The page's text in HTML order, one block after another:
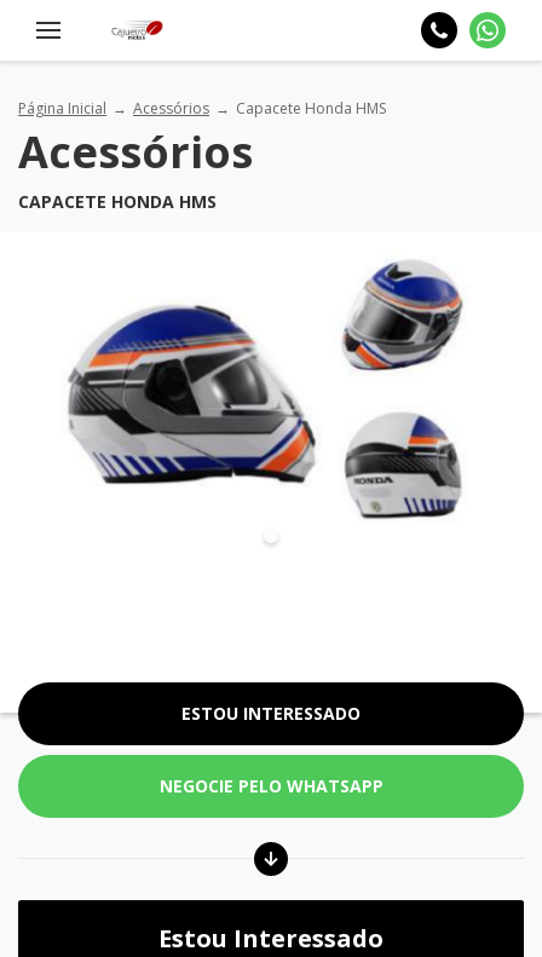
Página Inicial Acessórios Capacete Honda HMS
Acessórios
CAPACETE HONDA HMS
ESTOU INTERESSADO
NEGOCIE PELO WHATSAPP
Estou Interessado